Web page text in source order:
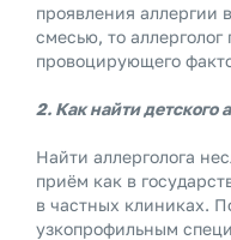
проявления аллергии
смесью, то
провоцирующего
2. Как найти детского
Найти аллерголога
приём как в
в частных клиниках.
узкопрофильным